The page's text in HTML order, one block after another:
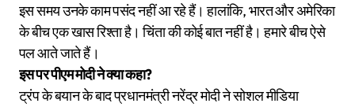
इस समय उनके काम पसंद नहीं आ रहे हैं। हालांकि, भारत और अमेरिका
के बीच एक खास रिश्ता है। चिंता की कोई बात नहीं है। हमारे बीच ऐसे
पल आते जाते हैं।
इस पर पीएम मोदी ने क्या कहा?
ट्रंप के बयान के बाद प्रधानमंत्री नरेंद्र मोदी ने सोशल मीडिया